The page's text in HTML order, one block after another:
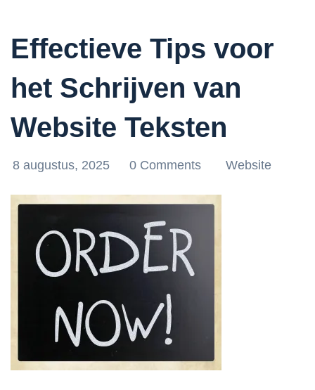
Effectieve Tips voor
het Schrijven van
Website Teksten
8 augustus, 2025 0 Comments Website